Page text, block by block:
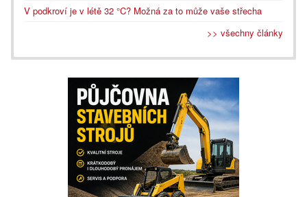
V podkroví je v létě 32 °C? Možná za to může vaše střecha
>> všechny články